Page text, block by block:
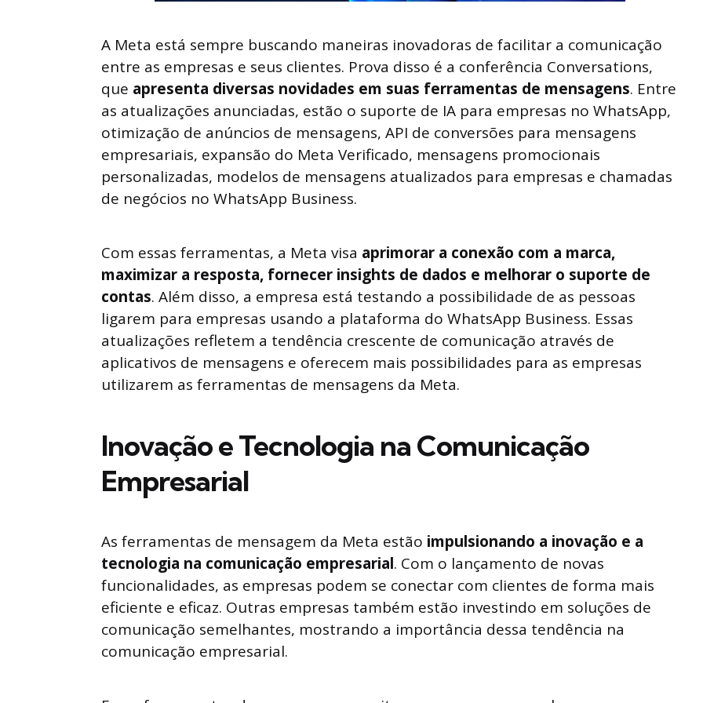
A Meta está sempre buscando maneiras inovadoras de facilitar a comunicação
entre as empresas e seus clientes. Prova disso é a conferência Conversations,
que apresenta diversas novidades em suas ferramentas de mensagens. Entre
as atualizações anunciadas, estão o suporte de IA para empresas no WhatsApp,
otimização de anúncios de mensagens, API de conversões para mensagens
empresariais, expansão do Meta Verificado, mensagens promocionais
personalizadas, modelos de mensagens atualizados para empresas e chamadas
de negócios no WhatsApp Business.
Com essas ferramentas, a Meta visa aprimorar a conexão com a marca,
maximizar a resposta, fornecer insights de dados e melhorar o suporte de
contas. Além disso, a empresa está testando a possibilidade de as pessoas
ligarem para empresas usando a plataforma do WhatsApp Business. Essas
atualizações refletem a tendência crescente de comunicação através de
aplicativos de mensagens e oferecem mais possibilidades para as empresas
utilizarem as ferramentas de mensagens da Meta.
Inovação e Tecnologia na Comunicação
Empresarial
As ferramentas de mensagem da Meta estão impulsionando a inovação e a
tecnologia na comunicação empresarial. Com o lançamento de novas
funcionalidades, as empresas podem se conectar com clientes de forma mais
eficiente e eficaz. Outras empresas também estão investindo em soluções de
comunicação semelhantes, mostrando a importância dessa tendência na
comunicação empresarial.